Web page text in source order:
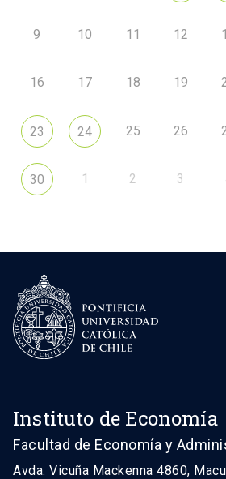
9 10 11 12
16 17 18 19
23 24 25 26
30 1 2 3
Instituto de Economía
Facultad de Economía y
Avda. Vicuña Mackenna 4860,